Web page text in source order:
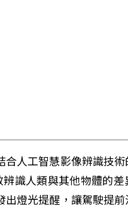
人工智慧影像辨識技術
識人類與其他物體的差
燈光提醒，讓駕駛提